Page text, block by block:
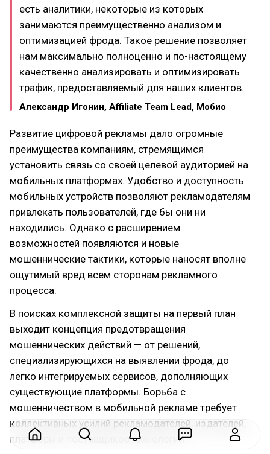
есть аналитики, некоторые из которых
занимаются преимущественно анализом и
оптимизацией фрода. Такое решение позволяет
нам максимально полноценно и по-настоящему
качественно анализировать и оптимизировать
трафик, предоставляемый для наших клиентов.
Александр Игонин, Affiliate Team Lead, Мобио
Развитие цифровой рекламы дало огромные
преимущества компаниям, стремящимся
установить связь со своей целевой аудиторией на
мобильных платформах. Удобство и доступность
мобильных устройств позволяют рекламодателям
привлекать пользователей, где бы они ни
находились. Однако с расширением
возможностей появляются и новые
мошеннические тактики, которые наносят вполне
ощутимый вред всем сторонам рекламного
процесса.
В поисках комплексной защиты на первый план
выходит концепция предотвращения
мошеннических действий — от решений,
специализирующихся на выявлении фрода, до
легко интегрируемых сервисов, дополняющих
существующие платформы. Борьба с
мошенничеством в мобильной рекламе требует
коллективных усилий рекламодателей, издателей,
платформ и поставщиков технологий.